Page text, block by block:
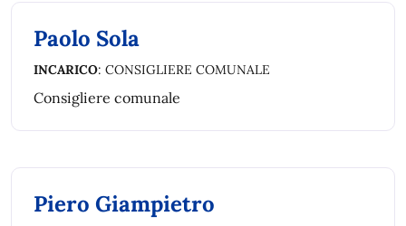
Paolo Sola
INCARICO: CONSIGLIERE COMUNALE
Consigliere comunale
Piero Giampietro